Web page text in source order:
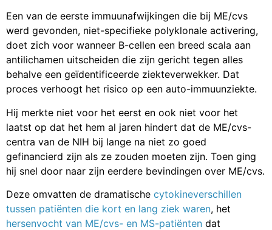
Een van de eerste immuunafwijkingen die bij ME/cvs
werd gevonden, niet-specifieke polyklonale activering,
doet zich voor wanneer B-cellen een breed scala aan
antilichamen uitscheiden die zijn gericht tegen alles
behalve een geïdentificeerde ziekteverwekker. Dat
proces verhoogt het risico op een auto-immuunziekte.
Hij merkte niet voor het eerst en ook niet voor het
laatst op dat het hem al jaren hindert dat de ME/cvs-
centra van de NIH bij lange na niet zo goed
gefinancierd zijn als ze zouden moeten zijn. Toen ging
hij snel door naar zijn eerdere bevindingen over ME/cvs.
Deze omvatten de dramatische cytokineverschillen
tussen patiënten die kort en lang ziek waren, het
hersenvocht van ME/cvs- en MS-patiënten dat